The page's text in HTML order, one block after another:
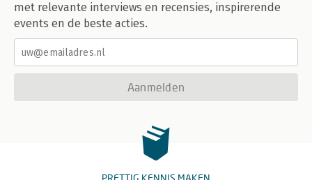
met relevante interviews en recensies, inspirerende
events en de beste acties.
Aanmelden
PRETTIG KENNIS MAKEN